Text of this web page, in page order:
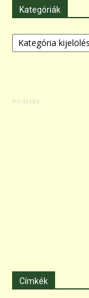
Kategóriák
Kategóriák
Címkék